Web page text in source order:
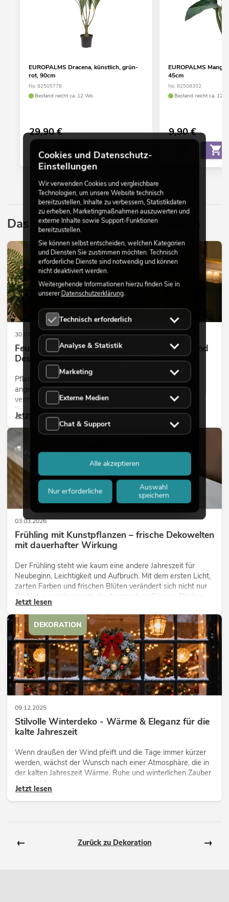
EUROPALMS Dracena, künstlich, grün-
rot, 90cm
No. 82505778
Bestand reicht ca. 12 Wo.
29,90€
EUROPALMS
45cm
No. 82508302
Bestand reicht ca. 12
9,90€
Das könnte Sie auch interessieren
30.07.2026
Feuerhemmende Kunstpflanzen: Sicherheit und
Design perfekt kombiniert
Pflanzen machen Räume lebendig. Sie schaffen eine
angenehme Atmosphäre, verbessern das Ambiente und
vermitteln Natürlichkeit. Ob in Hotels, Restaurants,
Einkaufszentren, Bürogebäuden oder auf Messeständen:
eine hochwertige Begrünung gehört heute längst zum
modernen Raumkonzept.
Jetzt lesen
DEKORATION
03.03.2026
Frühling mit Kunstpflanzen – frische Dekowelten
mit dauerhafter Wirkung
Der Frühling steht wie kaum eine andere Jahreszeit für
Neubeginn, Leichtigkeit und Aufbruch. Mit dem ersten Licht,
zarten Farben und frischen Blüten verändert sich nicht nur
die Natur, sondern auch der Anspruch an Räume, Flächen
und Inszenierungen.
Jetzt lesen
DEKORATION
09.12.2025
Stilvolle Winterdeko - Wärme & Eleganz für die
kalte Jahreszeit
Wenn draußen der Wind pfeift und die Tage immer kürzer
werden, wächst der Wunsch nach einer Atmosphäre, die in
der kalten Jahreszeit Wärme, Ruhe und winterlichen Zauber
ausstrahlt.
Jetzt lesen
DEKORATION
← Zurück zu Dekoration →
Cookies und Datenschutz-
Einstellungen
Wir verwenden Cookies und vergleichbare
Technologien, um unsere Website technisch
bereitzustellen, Inhalte zu verbessern, Statistikdaten
zu erheben, Marketingmaßnahmen auszuwerten und
externe Inhalte sowie Support-Funktionen
bereitzustellen.
Sie können selbst entscheiden, welchen Kategorien
und Diensten Sie zustimmen möchten. Technisch
erforderliche Dienste sind notwendig und können
nicht deaktiviert werden.
Weitergehende Informationen hierzu finden Sie in
unsererDatenschutzerklärung.
Technisch erforderlich
Analyse & Statistik
Marketing
Externe Medien
Chat & Support
Nur erforderliche
Auswahl
speichern
Alle akzeptieren